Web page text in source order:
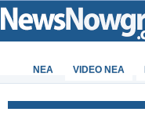
ΝΕΑ VIDEO NEA